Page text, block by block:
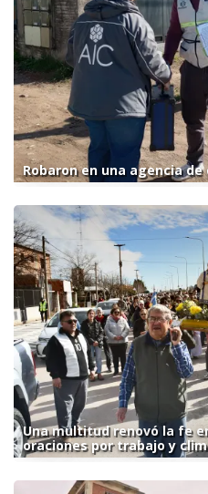
Robaron en una agencia de
Una multitud renovó la fe
oraciones por trabajo y